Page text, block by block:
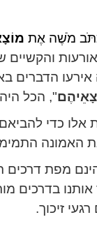
מֹשֶׁה אֶת
והקשיים
הדברים
", הכל היה
כדי
האמונה
מפת דרכים
בדרכים
זיכוך.